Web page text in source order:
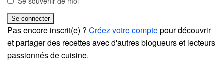
Pas encore inscrit(e) ? Créez votre comptepour découvrir
et partager des recettes avec d'autres blogueurs et lecteurs
passionnés de cuisine.